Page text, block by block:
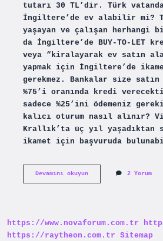
tutarı 30 TL’dir. Türk
İngiltere’de ev alabilir mi?
yaşayan ve çalışan herhangi
da İngiltere’de BUY-TO-LET
veya “kiralayarak ev satın
yapmak için İngiltere’de
gerekmez. Bankalar size satın
%75’i oranında kredi
sadece %25’ini ödemeniz
kalıcı oturum nasıl alınır?
Krallık’ta üç yıl yaşadıktan
ikamet için başvuruda
Devamını okuyunİNgilterede
Mu
2 Yorum
https://www.novaforum.com.tr
https://raytheon.com.tr Sitemap